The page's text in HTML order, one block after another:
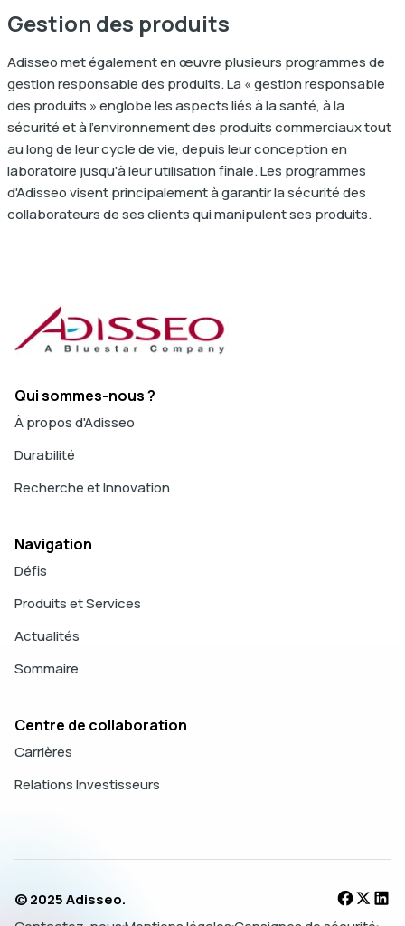
Gestion des produits
Adisseo met également en œuvre plusieurs programmes de
gestion responsable des produits. La « gestion responsable
des produits » englobe les aspects liés à la santé, à la
sécurité et à l'environnement des produits commerciaux tout
au long de leur cycle de vie, depuis leur conception en
laboratoire jusqu'à leur utilisation finale. Les programmes
d'Adisseo visent principalement à garantir la sécurité des
collaborateurs de ses clients qui manipulent ses produits.
Qui sommes-nous ?
À propos d'Adisseo
Durabilité
Recherche et Innovation
Navigation
Défis
Produits et Services
Actualités
Sommaire
Centre de collaboration
Carrières
Relations Investisseurs
© 2025 Adisseo.